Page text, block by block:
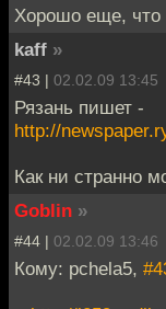
Хорошо еще, что
kaff »
#43 | 02.02.09 13:45
Рязань пишет -
http://
Как ни странно
Goblin »
#44 | 02.02.09 13:46
Кому: pchela5,